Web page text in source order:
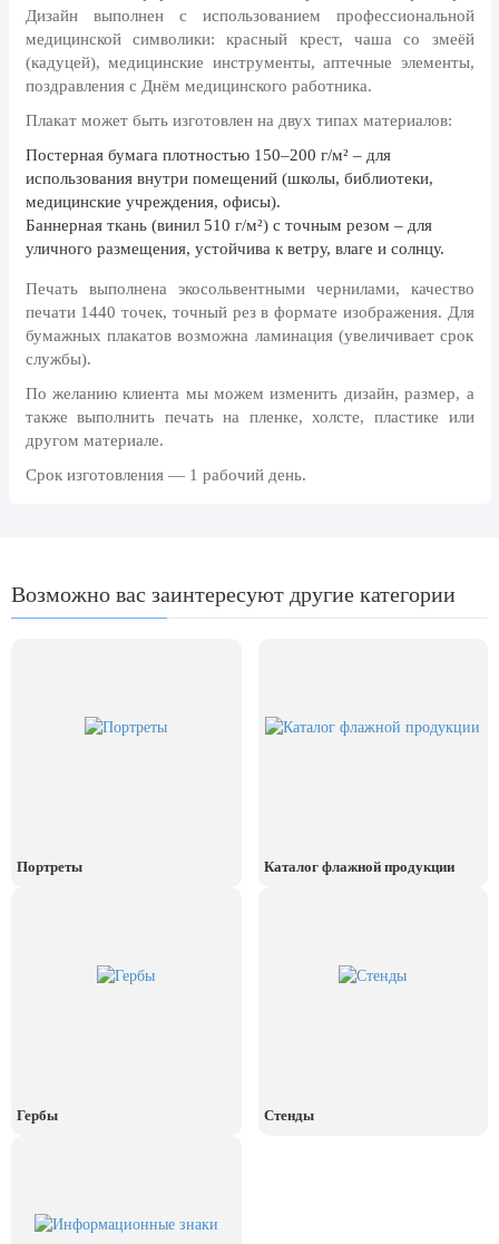
24 мая, День славянской
письменности и культуры
28 мая, День пограничника
1 июня, День защиты детей
8 июня, День социального работника
12 июня, День России
День медицинского работника
(третье воскресенье июня)
22 июня, День памяти и скорби
Выпускной для школ и ВУЗов
29 июня, День партизан и
3 июля, День ГАИ (ГИБДД)
8 июля, День Семьи Любви и
Верности
июля)
Дизайн выполнен с использованием профессиональной
медицинской символики: красный крест, чаша со змеёй
(кадуцей), медицинские инструменты, аптечные элементы,
поздравления с Днём медицинского работника.
Плакат может быть изготовлен на двух типах материалов:
Постерная бумага плотностью 150–200 г/м² – для
использования внутри помещений (школы, библиотеки,
медицинские учреждения, офисы).
Баннерная ткань (винил 510 г/м²)с точным резом – для
уличного размещения, устойчива к ветру, влаге и солнцу.
Печать выполнена экосольвентными чернилами, качество
печати 1440 точек, точный рез в формате изображения. Для
бумажных плакатов возможна ламинация (увеличивает срок
службы).
По желанию клиента мы можем изменить дизайн, размер, а
также выполнить печать на пленке, холсте, пластике или
другом материале.
Срок изготовления — 1 рабочий день.
Возможно вас заинтересуют другие категории
Портреты Каталог флажной продукции
Гербы Стенды